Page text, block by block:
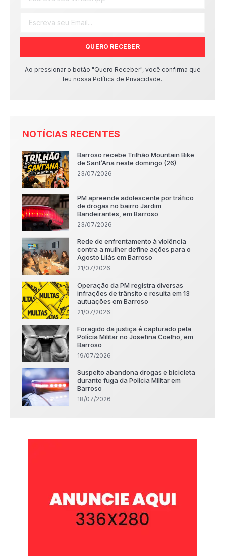
QUERO RECEBER
Ao pressionar o botão "Quero Receber", você confirma que
leu nossa Política de Privacidade.
NOTÍCIAS RECENTES
Barroso recebe Trilhão Mountain Bike
de Sant’Ana neste domingo (26)
23/07/2026
PM apreende adolescente por tráfico
de drogas no bairro Jardim
Bandeirantes, em Barroso
23/07/2026
Rede de enfrentamento à violência
contra a mulher define ações para o
Agosto Lilás em Barroso
21/07/2026
Operação da PM registra diversas
infrações de trânsito e resulta em 13
autuações em Barroso
21/07/2026
Foragido da justiça é capturado pela
Polícia Militar no Josefina Coelho, em
Barroso
19/07/2026
Suspeito abandona drogas e bicicleta
durante fuga da Polícia Militar em
Barroso
18/07/2026